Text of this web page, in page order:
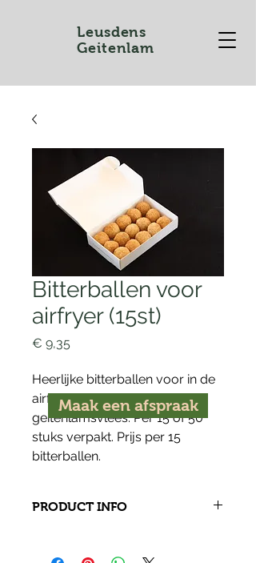
Leusdens
Geitenlam
Bitterballen voor
airfryer (15st)
€ 9,35
Heerlijke bitterballen voor in de
airfryer/oven met
geitenlamsvlees. Per 15 of 50
stuks verpakt. Prijs per 15
bitterballen.
PRODUCT INFO
Maak een afspraak